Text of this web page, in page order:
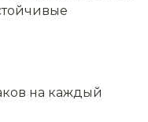
на каждый